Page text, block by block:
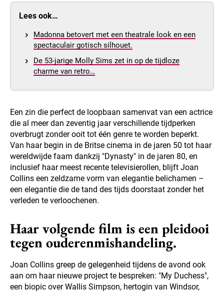
Lees ook…
Madonna betovert met een theatrale look en een
spectaculair gotisch silhouet.
De 53-jarige Molly Sims zet in op de tijdloze
charme van retro…
Een zin die perfect de loopbaan samenvat van een actrice
die al meer dan zeventig jaar verschillende tijdperken
overbrugt zonder ooit tot één genre te worden beperkt.
Van haar begin in de Britse cinema in de jaren 50 tot haar
wereldwijde faam dankzij "Dynasty" in de jaren 80, en
inclusief haar meest recente televisierollen, blijft Joan
Collins een zeldzame vorm van elegantie belichamen –
een elegantie die de tand des tijds doorstaat zonder het
verleden te verloochenen.
Haar volgende film is een pleidooi
tegen ouderenmishandeling.
Joan Collins greep de gelegenheid tijdens de avond ook
aan om haar nieuwe project te bespreken: "My Duchess",
een biopic over Wallis Simpson, hertogin van Windsor,